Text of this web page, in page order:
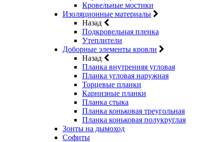
Кровельные мостики
Изоляционные материалы
Назад
Подкровельная пленка
Утеплители
Доборные элементы кровли
Назад
Планка внутренняя угловая
Планка угловая наружная
Торцевые планки
Карнизные планки
Планка стыка
Планка коньковая треугольная
Планка коньковая полукруглая
Зонты на дымоход
Софиты